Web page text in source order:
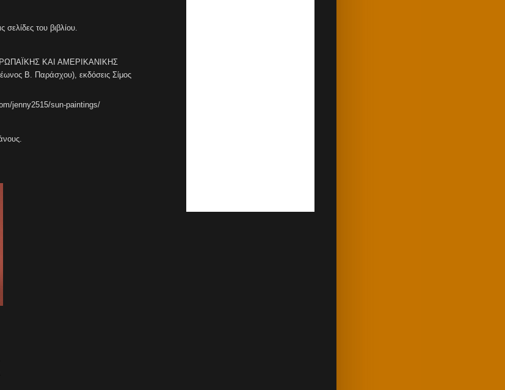
σελίδες του βιβλίου.
ΚΑΙ ΑΜΕΡΙΚΑΝΙΚΗΣ
Β. Παράσχου), εκδόσεις Σίμος
jenny2515/sun-paintings/